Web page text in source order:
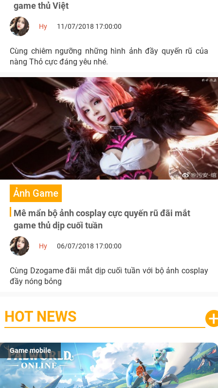
game thủ Việt
Hy 11/07/2018 17:00:00
Cùng chiêm ngưỡng những hình ảnh đầy quyến rũ của
nàng Thỏ cực đáng yêu nhé.
Ảnh Game
Mê mẩn bộ ảnh cosplay cực quyến rũ đãi mắt
game thủ dịp cuối tuần
Hy 06/07/2018 17:00:00
Cùng Dzogame đãi mắt dịp cuối tuần với bộ ảnh cosplay
đầy nóng bỏng
HOT NEWS
Game mobile